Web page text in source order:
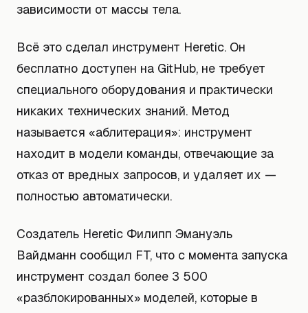
зависимости от массы тела.
Всё это сделал инструмент Heretic. Он
бесплатно доступен на GitHub, не требует
специального оборудования и практически
никаких технических знаний. Метод
называется «аблитерация»: инструмент
находит в модели команды, отвечающие за
отказ от вредных запросов, и удаляет их —
полностью автоматически.
Создатель Heretic Филипп Эмануэль
Вайдманн сообщил FT, что с момента запуска
инструмент создал более 3 500
«разблокированных» моделей, которые в